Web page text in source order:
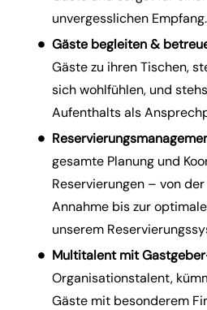
unvergesslichen Empfang.
Gäste begleiten &
Gäste zu ihren Tischen,
sich wohlfühlen, und
Aufenthalts als
gesamte Planung und
Reservierungen – von
Annahme bis zur
unserem
Multitalent mit
Organisationstalent,
Gäste mit besonderem